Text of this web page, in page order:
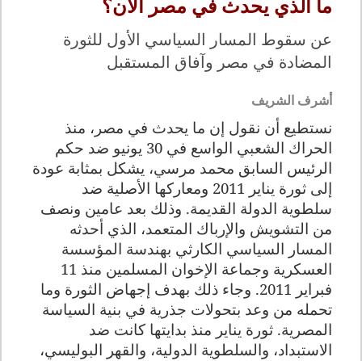
ما الذي يحدث في مصر الآن؟
عن سقوط المسار السياسي الأول للثورة
المضادة في مصر وآفاق المستقبل
أشرف الشريف
نستطيع أن نقول إن ما يحدث في مصر، منذ
الحراك الشعبي الواسع في 30 يونيو ضد حكم
الرئيس السابق محمد مرسي، يشكل بمثابة عودة
إلى ثورة يناير 2011 ومعاركها الأصلية ضد
سلطوية الدولة القديمة. وذلك بعد عامين ونصف
من التشويش والإرباك المتعمد، الذي أحدثه
المسار السياسي الكارثي بهندسة المؤسسة
العسكرية وجماعة الإخوان المسلمين منذ 11
فبراير 2011. وجاء ذلك بهدف إجهاض الثورة وما
تحمله من وعد بتحولات جذرية في بنية السياسة
المصرية. ثورة يناير منذ بدايتها كانت ضد
الاستبداد، والسلطوية الدولية، والقهر البوليسي،